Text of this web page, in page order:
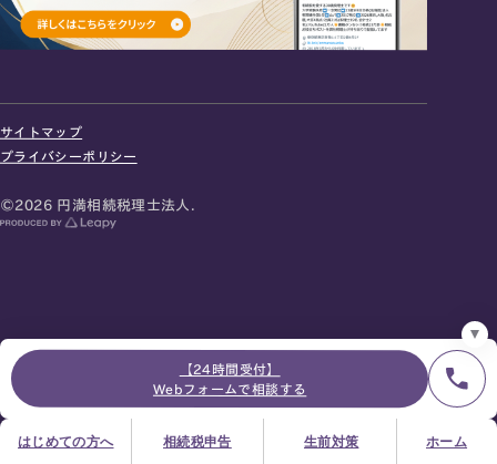
【24時間受付】
Webフォームで相談する
はじめての方へ 相続税申告 生前対策 ホーム
お急ぎの方は電話で面談予約
サイトマップ
プライバシーポリシー
©2026 円満相続税理士法人.